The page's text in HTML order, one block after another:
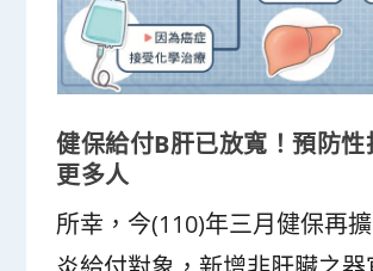
健保給付B肝已放寬！預防性
更多人
所幸，今(110)年三月健保再